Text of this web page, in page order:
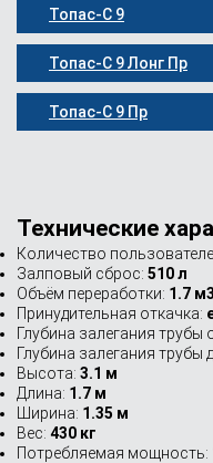
Топас-С 9
Топас-С 9 Лонг Пр
Топас-С 9 Пр
Технические
Количество
Залповый сброс: 510 л
Объём переработки: 1.7
Принудительная откачка:
Глубина залегания трубы
Глубина залегания трубы
Высота: 3.1 м
Длина: 1.7 м
Ширина: 1.35 м
Вес: 430 кг
Потребляемая мощность: